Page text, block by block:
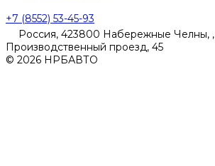
+7 (8552) 53-45-93
Россия, 423800 Набережные Челны, ,
Производственный проезд, 45
© 2026 НРБАВТО